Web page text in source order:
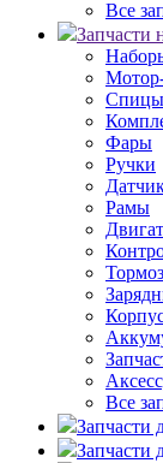
Все
Запчасти
Спицы
Фары
Ручки
Рамы
Все
Запчасти
Запчасти